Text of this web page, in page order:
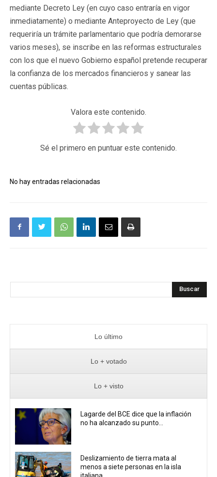
mediante Decreto Ley (en cuyo caso entraría en vigor
inmediatamente) o mediante Anteproyecto de Ley (que
requeriría un trámite parlamentario que podría demorarse
varios meses), se inscribe en las reformas estructurales
con los que el nuevo Gobierno español pretende recuperar
la confianza de los mercados financieros y sanear las
cuentas públicas.
Valora este contenido.
Sé el primero en puntuar este contenido.
No hay entradas relacionadas
Buscar
Lo último
Lo + votado
Lo + visto
Lagarde del BCE dice que la inflación
no ha alcanzado su punto...
Deslizamiento de tierra mata al
menos a siete personas en la isla
italiana...